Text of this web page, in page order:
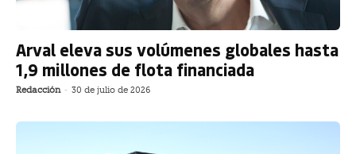
Arval eleva sus volúmenes globales hasta
1,9 millones de flota financiada
Redacción - 30 de julio de 2026